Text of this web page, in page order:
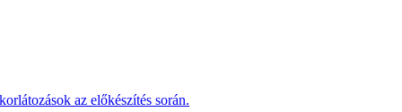
az előkészítés során.